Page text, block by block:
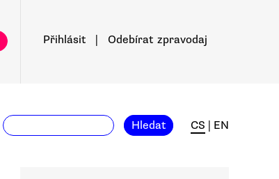
Přihlásit Odebírat zpravodaj
Hledat CS EN